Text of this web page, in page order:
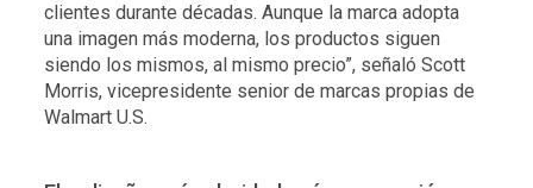
clientes durante décadas. Aunque la marca adopta
una imagen más moderna, los productos siguen
siendo los mismos, al mismo precio”, señaló Scott
Morris, vicepresidente senior de marcas propias de
Walmart U.S.